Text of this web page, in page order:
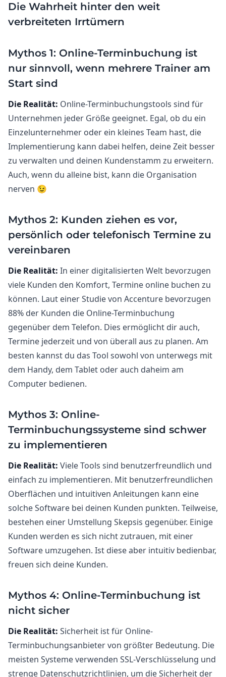
Die Wahrheit hinter den weit
verbreiteten Irrtümern
Mythos 1: Online-Terminbuchung ist
nur sinnvoll, wenn mehrere Trainer am
Start sind
Die Realität: Online-Terminbuchungstools sind für
Unternehmen jeder Größe geeignet. Egal, ob du ein
Einzelunternehmer oder ein kleines Team hast, die
Implementierung kann dabei helfen, deine Zeit besser
zu verwalten und deinen Kundenstamm zu erweitern.
Auch, wenn du alleine bist, kann die Organisation
nerven 😉
Mythos 2: Kunden ziehen es vor,
persönlich oder telefonisch Termine zu
vereinbaren
Die Realität: In einer digitalisierten Welt bevorzugen
viele Kunden den Komfort, Termine online buchen zu
können. Laut einer Studie von Accenture bevorzugen
88% der Kunden die Online-Terminbuchung
gegenüber dem Telefon. Dies ermöglicht dir auch,
Termine jederzeit und von überall aus zu planen. Am
besten kannst du das Tool sowohl von unterwegs mit
dem Handy, dem Tablet oder auch daheim am
Computer bedienen.
Mythos 3: Online-
Terminbuchungssysteme sind schwer
zu implementieren
Die Realität: Viele Tools sind benutzerfreundlich und
einfach zu implementieren. Mit benutzerfreundlichen
Oberflächen und intuitiven Anleitungen kann eine
solche Software bei deinen Kunden punkten. Teilweise,
bestehen einer Umstellung Skepsis gegenüber. Einige
Kunden werden es sich nicht zutrauen, mit einer
Software umzugehen. Ist diese aber intuitiv bedienbar,
freuen sich deine Kunden.
Mythos 4: Online-Terminbuchung ist
nicht sicher
Die Realität: Sicherheit ist für Online-
Terminbuchungsanbieter von größter Bedeutung. Die
meisten Systeme verwenden SSL-Verschlüsselung und
strenge Datenschutzrichtlinien, um die Sicherheit der